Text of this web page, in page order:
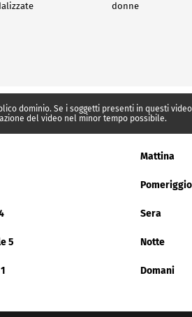
donne
dominio. Se i soggetti presenti in questi
del video nel minor tempo possibile.
Mattina
Pomeriggio
Sera
5 Notte
Domani